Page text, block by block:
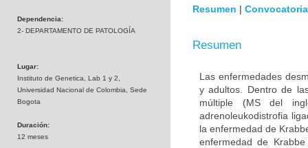
Dependencia:
2- DEPARTAMENTO DE PATOLOGÍA
Lugar:
Instituto de Genetica, Lab 1 y 2,
Universidad Nacional de Colombia, Sede
Bogota
Duración:
12 meses
Resumen | Convocatoria
Resumen
Las enfermedades
y adultos. Dentro de
múltiple (MS del
adrenoleukodistrofia
la enfermedad de
enfermedad de